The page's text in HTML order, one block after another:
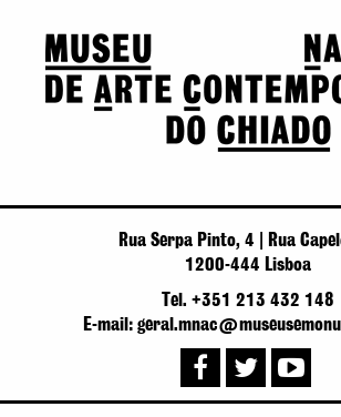
Rua Serpa Pinto, 4 | Rua
1200-444 Lisboa
Tel. +351 213 432 148
E-mail: